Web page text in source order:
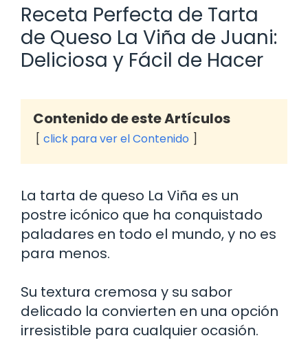
Receta Perfecta de Tarta
de Queso La Viña de Juani:
Deliciosa y Fácil de Hacer
Contenido de este Artículos
click para ver el Contenido
La tarta de queso La Viña es un
postre icónico que ha conquistado
paladares en todo el mundo, y no es
para menos.
Su textura cremosa y su sabor
delicado la convierten en una opción
irresistible para cualquier ocasión.